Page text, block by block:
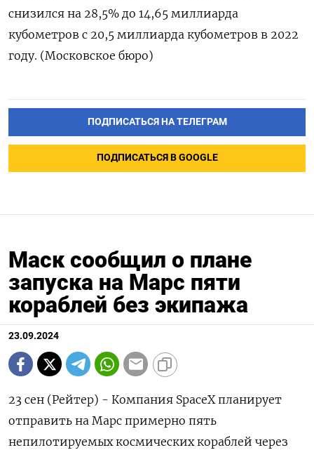
снизился на 28,5% до 14,65 миллиарда
кубометров с 20,5 миллиарда кубометров в 2022
году. (Московское бюро)
ПОДПИСАТЬСЯ НА ТЕЛЕГРАМ
ПОДПИСАТЬСЯ В GOOGLE
Маск сообщил о плане
запуска на Марс пяти
кораблей без экипажа
23.09.2024
23 сен (Рейтер) - Компания SpaceX планирует
отправить на Марс примерно пять
непилотируемых космических кораблей через